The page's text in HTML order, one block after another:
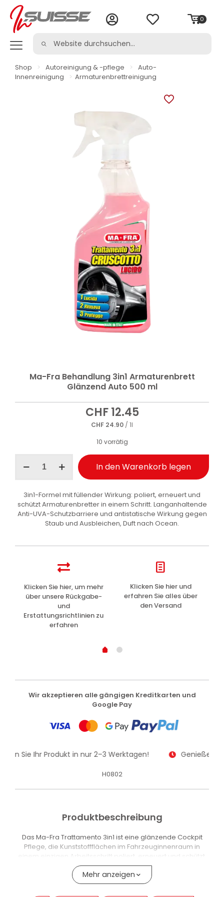
0
Shop > Autoreinigung & -pflege >
Auto-
Innenreinigung
> Armaturenbrettreinigung
Ma-Fra Behandlung 3in1 Armaturenbrett
Glänzend Auto 500 ml
CHF12.45
CHF 24.90 / 1l
10 vorrätig
Fra
Armaturenbrett
Glänzend
Auto
Menge
In den Warenkorb legen
3in1-Formel mit füllender Wirkung: poliert, erneuert und
schützt Armaturenbretter in einem Schritt. Langanhaltende
Anti-UVA-Schutzbarriere und antistatische Wirkung gegen
Staub und Ausbleichen, Duft nach Ocean.
Klicken Sie hier, um mehr
über unsere Rückgabe-
und
Erstattungsrichtlinien zu
erfahren
Klicken Sie hier und
erfahren Sie alles über
den Versand
Wir akzeptieren alle gängigen Kreditkarten und
Google Pay
Sie Ihr Produkt in nur 2–3 Werktagen! Genießen
H0802
Produktbeschreibung
Das Ma-Fra Trattamento 3in1 ist eine glänzende Cockpit
Pflege, die Kunststoffflächen im Fahrzeuginnenraum in
einem einzigen Arbeitsschritt poliert, erneuert und schützt.
Die Formel mit füllender Wirkung dringt in die Mikroporen
der Kunststoffoberflächen ein, mildert sichtbar
Gebrauchsspuren und stellt das ursprüngliche
Erscheinungsbild des Armaturenbretts mit einer
Mehr anzeigen